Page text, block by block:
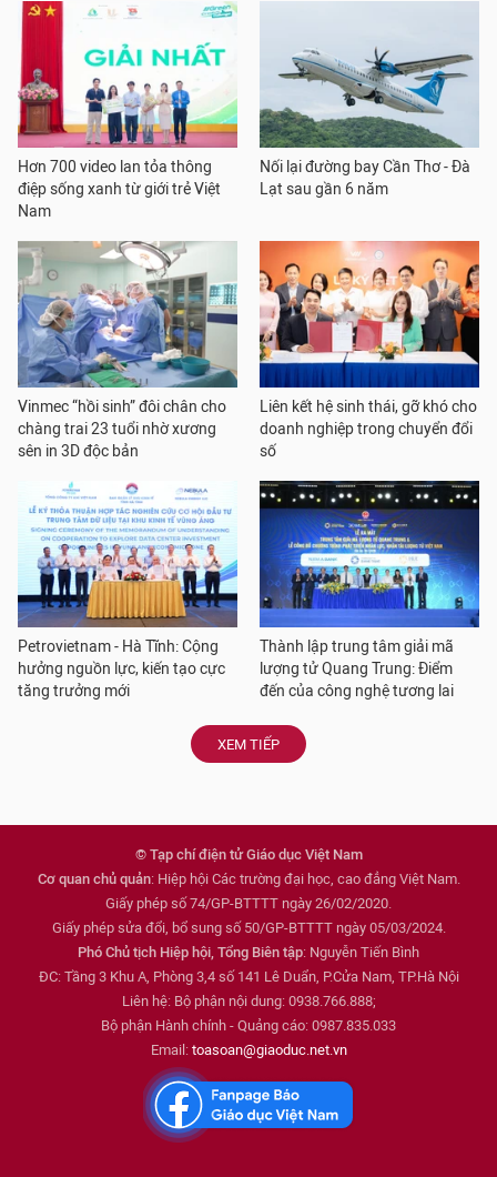
Hơn 700 video lan tỏa thông
điệp sống xanh từ giới trẻ Việt
Nam
Nối lại đường bay Cần Thơ - Đà
Lạt sau gần 6 năm
Vinmec “hồi sinh” đôi chân cho
chàng trai 23 tuổi nhờ xương
sên in 3D độc bản
Liên kết hệ sinh thái, gỡ khó cho
doanh nghiệp trong chuyển đổi
số
Petrovietnam - Hà Tĩnh: Cộng
hưởng nguồn lực, kiến tạo cực
tăng trưởng mới
Thành lập trung tâm giải mã
lượng tử Quang Trung: Điểm
đến của công nghệ tương lai
XEM TIẾP
© Tạp chí điện tử Giáo dục Việt Nam
Cơ quan chủ quản: Hiệp hội Các trường đại học, cao đẳng Việt Nam.
Giấy phép số 74/GP-BTTTT ngày 26/02/2020.
Giấy phép sửa đổi, bổ sung số 50/GP-BTTTT ngày 05/03/2024.
Phó Chủ tịch Hiệp hội, Tổng Biên tập: Nguyễn Tiến Bình
ĐC: Tầng 3 Khu A, Phòng 3,4 số 141 Lê Duẩn, P.Cửa Nam, TP.Hà Nội
Liên hệ: Bộ phận nội dung: 0938.766.888;
Bộ phận Hành chính - Quảng cáo: 0987.835.033
Email: toasoan@giaoduc.net.vn